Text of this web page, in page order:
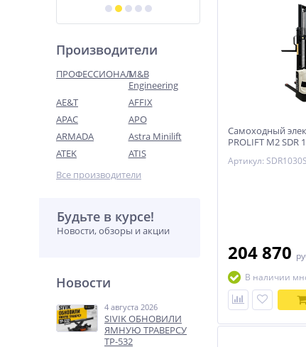
Производители
ПРОФЕССИОНАЛM&B
Engineering
AE&T
AFFIX
APAC
APO
ARMADA
Astra Minilift
ATEK
ATIS
Все производители
Будьте в курсе!
Новости, обзоры и акции
Новости
4 августа 2026
SIVIK ОБНОВИЛИ
ЯМНУЮ ТРАВЕРСУ
ТР-532
Самоходный
PROLIFT M2 SDR
204 870
В наличии